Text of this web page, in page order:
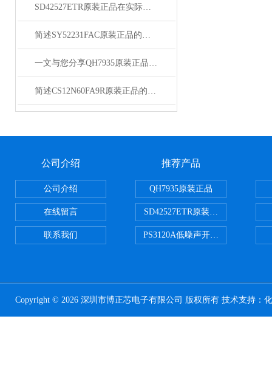
SD42527ETR原装正品在实际应用中的常见问题相应解决方法分享
简述SY52231FAC原装正品的正确安装步骤
一文与您分享QH7935原装正品的正确安装步骤
简述CS12N60FA9R原装正品的常见故障相应解决方法
公司介绍
公司介绍
在线留言
联系我们
推荐产品
QH7935原装正品
SD42527ETR原装正品
PS3120A低噪声开关电容器原装正
Copyright © 2026 深圳市博正芯电子有限公司 版权所有 技术支持：